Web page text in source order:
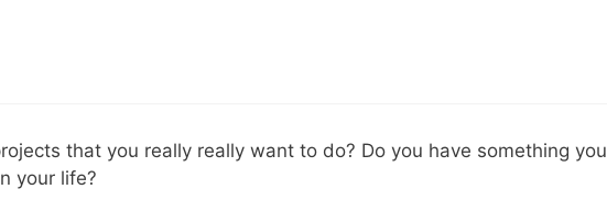
that you really really want to do? Do you have something you
your life?